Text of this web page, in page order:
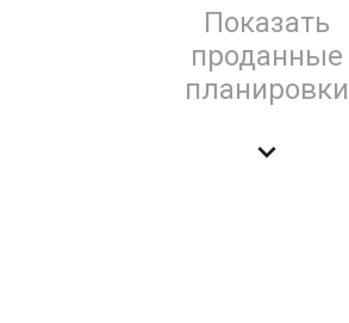
Показать
проданные
планировки
